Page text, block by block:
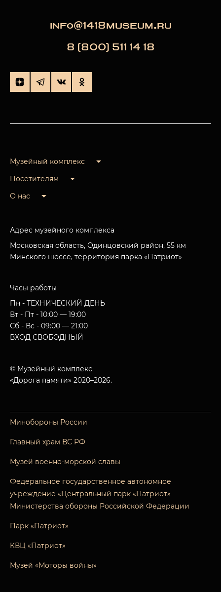
info@1418museum.ru
8 (800) 511 14 18
Музейный комплекс
Посетителям
О нас
Адрес музейного комплекса
Московская область, Одинцовский район, 55 км
Минского шоссе, территория парка «Патриот»
Часы работы
Пн - ТЕХНИЧЕСКИЙ ДЕНЬ
Вт - Пт - 10:00 — 19:00
Сб - Вс - 09:00 — 21:00
ВХОД СВОБОДНЫЙ
© Музейный комплекс
«Дорога памяти» 2020–2026.
Минобороны России
Главный храм ВС РФ
Музей военно-морской славы
Федеральное государственное автономное
учреждение «Центральный парк «Патриот»
Министерства обороны Российской Федерации
Парк «Патриот»
КВЦ «Патриот»
Музей «Моторы войны»